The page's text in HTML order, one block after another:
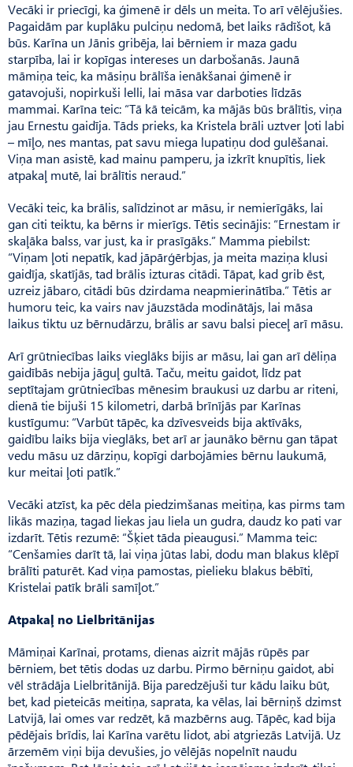
Vecāki ir priecīgi, ka ģimenē ir dēls un meita. To arī vēlējušies.
Pagaidām par kuplāku pulciņu nedomā, bet laiks rādīšot, kā
būs. Karīna un Jānis gribēja, lai bērniem ir maza gadu
starpība, lai ir kopīgas intereses un darbošanās. Jaunā
māmiņa teic, ka māsiņu brālīša ienākšanai ģimenē ir
gatavojuši, nopirkuši lelli, lai māsa var darboties līdzās
mammai. Karīna teic: “Tā kā teicām, ka mājās būs brālītis, viņa
jau Ernestu gaidīja. Tāds prieks, ka Kristela brāli uztver ļoti labi
– mīļo, nes mantas, pat savu miega lupatiņu dod gulēšanai.
Viņa man asistē, kad mainu pamperu, ja izkrīt knupītis, liek
atpakaļ mutē, lai brālītis neraud.”
Vecāki teic, ka brālis, salīdzinot ar māsu, ir nemierīgāks, lai
gan citi teiktu, ka bērns ir mierīgs. Tētis secinājis: “Ernestam ir
skaļāka balss, var just, ka ir prasīgāks.” Mamma piebilst:
“Viņam ļoti nepatīk, kad jāpārģērbjas, ja meita maziņa klusi
gaidīja, skatījās, tad brālis izturas citādi. Tā­pat, kad grib ēst,
uzreiz jābaro, citādi būs dzirdama neapmierinātība.” Tētis ar
humoru teic, ka vairs nav jāuzstāda modinātājs, lai māsa
laikus tiktu uz bērnudārzu, brālis ar savu balsi pieceļ arī māsu.
Arī grūtniecības laiks vieglāks bijis ar māsu, lai gan arī dēliņa
gaidībās nebija jāguļ gultā. Taču, meitu gaidot, līdz pat
septītajam grūtniecības mēnesim braukusi uz darbu ar riteni,
dienā tie bijuši 15 kilometri, darbā brīnījās par Karīnas
kustīgumu: “Varbūt tāpēc, ka dzīvesveids bija aktīvāks,
gaidību laiks bija vieglāks, bet arī ar jaunāko bērnu gan tāpat
vedu māsu uz dārziņu, kopīgi darbojāmies bērnu laukumā,
kur meitai ļoti patīk.”
Vecāki atzīst, ka pēc dēla piedzimšanas meitiņa, kas pirms tam
likās maziņa, tagad liekas jau liela un gudra, daudz ko pati var
izdarīt. Tētis rezumē: “Šķiet tāda pieaugusi.” Mamma teic:
“Cenša­mies darīt tā, lai viņa jūtas labi, dodu man blakus klēpī
brālīti paturēt. Kad viņa pamostas, pielieku blakus bēbīti,
Kristelai patīk brāli samīļot.”
Atpakaļ no Lielbritānijas
Māmiņai Karīnai, protams, dienas aizrit mājās rūpēs par
bērniem, bet tētis dodas uz darbu. Pirmo bērniņu gaidot, abi
vēl strādāja Lielbritānijā. Bija paredzējuši tur kādu laiku būt,
bet, kad pieteicās meitiņa, saprata, ka vēlas, lai bērniņš dzimst
Latvijā, lai omes var redzēt, kā mazbērns aug. Tāpēc, kad bija
pēdējais brīdis, lai Karīna varētu lidot, abi atgriezās Latvijā. Uz
ārzemēm viņi bija devušies, jo vēlējās nopelnīt naudu